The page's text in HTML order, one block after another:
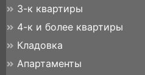
3-к квартиры
4-к и более квартиры
Кладовка
Апартаменты